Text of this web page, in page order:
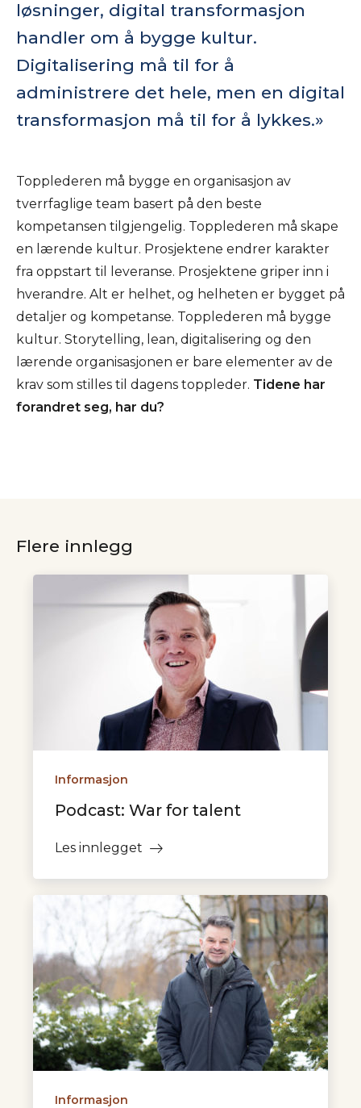
løsninger, digital transformasjon
handler om å bygge kultur.
Digitalisering må til for å
administrere det hele, men en digital
transformasjon må til for å lykkes.
Topplederen må bygge en organisasjon av
tverrfaglige team basert på den beste
kompetansen tilgjengelig. Topplederen må skape
en lærende kultur. Prosjektene endrer karakter
fra oppstart til leveranse. Prosjektene griper inn i
hverandre. Alt er helhet, og helheten er bygget på
detaljer og kompetanse. Topplederen må bygge
kultur. Storytelling, lean, digitalisering og den
lærende organisasjonen er bare elementer av de
krav som stilles til dagens toppleder. Tidene har
forandret seg, har du?
Flere innlegg
Informasjon
Podcast: War for talent
Les innlegget
Informasjon